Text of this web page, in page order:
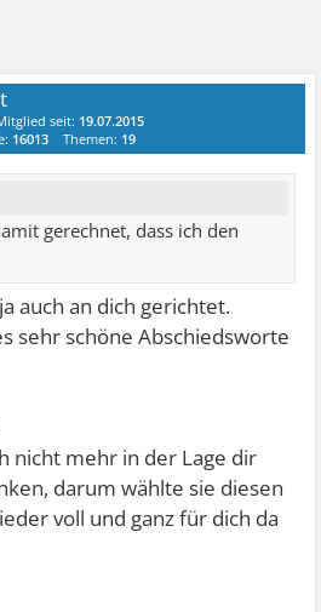
seit: 19.07.2015
16013 Themen: 19
gerechnet, dass ich den
auch an dich gerichtet.
sehr schöne Abschiedsworte
nicht mehr in der Lage dir
darum wählte sie diesen
voll und ganz für dich da